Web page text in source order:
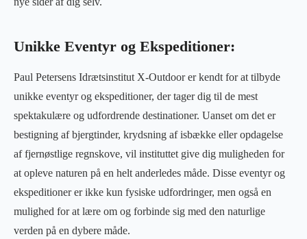
Unikke Eventyr og Ekspeditioner:
Paul Petersens Idrætsinstitut X-Outdoor er kendt for at tilbyde
unikke eventyr og ekspeditioner, der tager dig til de mest
spektakulære og udfordrende destinationer. Uanset om det er
bestigning af bjergtinder, krydsning af isbække eller opdagelse
af fjernøstlige regnskove, vil instituttet give dig muligheden for
at opleve naturen på en helt anderledes måde. Disse eventyr og
ekspeditioner er ikke kun fysiske udfordringer, men også en
mulighed for at lære om og forbinde sig med den naturlige
verden på en dybere måde.